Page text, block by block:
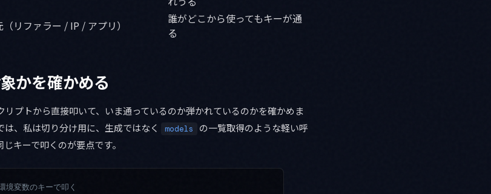
リファラー / IP / アプリ）
誰がどこから使ってもキーが通
る
かを確かめる
プトから直接叩いて、いま通っているのか弾かれているのかを確かめま
、私は切り分け用に、生成ではなく
models
の一覧取得のような軽い呼
キーで叩くのが要点です。
境変数のキーで叩く